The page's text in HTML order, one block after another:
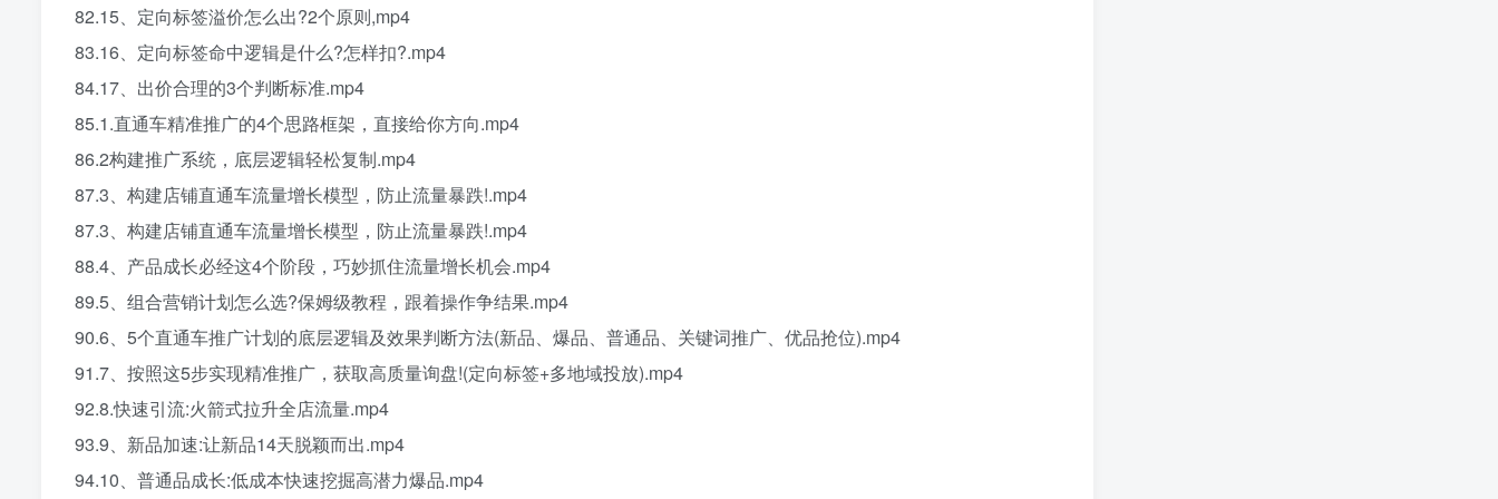
82.15、定向标签溢价怎么出?2个原则,mp4
83.16、定向标签命中逻辑是什么?怎样扣?.mp4
84.17、出价合理的3个判断标准.mp4
85.1.直通车精准推广的4个思路框架，直接给你方向.mp4
86.2构建推广系统，底层逻辑轻松复制.mp4
87.3、构建店铺直通车流量增长模型，防止流量暴跌!.mp4
87.3、构建店铺直通车流量增长模型，防止流量暴跌!.mp4
88.4、产品成长必经这4个阶段，巧妙抓住流量增长机会.mp4
89.5、组合营销计划怎么选?保姆级教程，跟着操作争结果.mp4
90.6、5个直通车推广计划的底层逻辑及效果判断方法(新品、爆品、普通品、关键词推广、优品抢位).mp4
91.7、按照这5步实现精准推广，获取高质量询盘!(定向标签+多地域投放).mp4
92.8.快速引流:火箭式拉升全店流量.mp4
93.9、新品加速:让新品14天脱颖而出.mp4
94.10、普通品成长:低成本快速挖掘高潜力爆品.mp4